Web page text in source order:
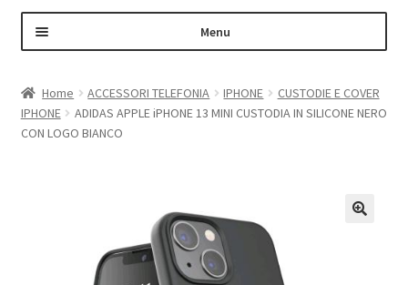
Menu
Area Personale – Registrazione
Home ACCESSORI TELEFONIA IPHONE
CUSTODIE E COVER
IPHONE
ADIDAS APPLE iPHONE 13 MINI CUSTODIA IN SILICONE NERO
CON LOGO BIANCO